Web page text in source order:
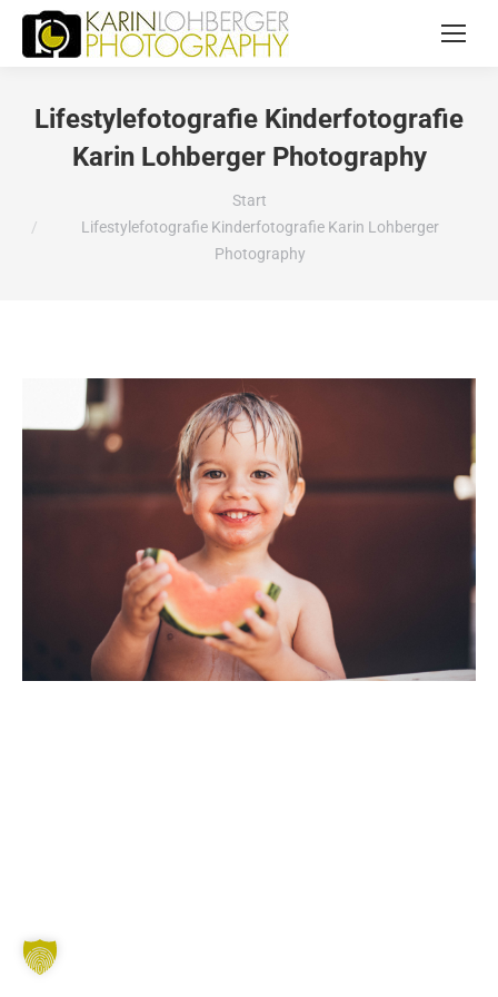
Lifestylefotografie Kinderfotografie
Karin Lohberger Photography
Start
Lifestylefotografie Kinderfotografie Karin Lohberger
Photography